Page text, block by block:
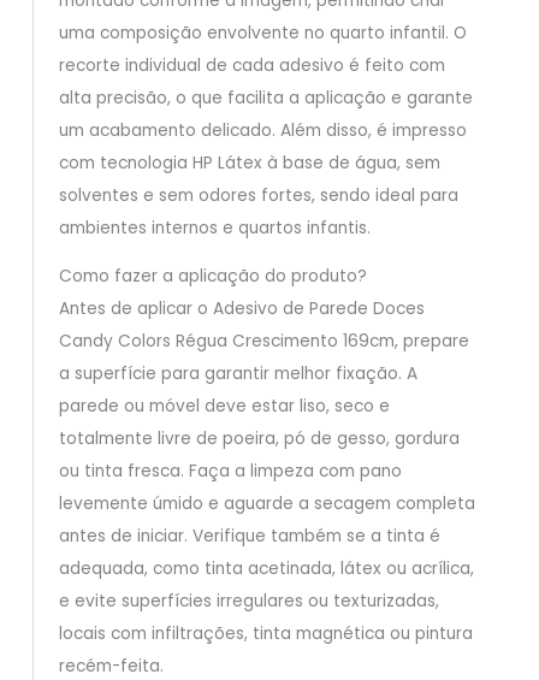
uma composição envolvente no quarto infantil. O
recorte individual de cada adesivo é feito com
alta precisão, o que facilita a aplicação e garante
um acabamento delicado. Além disso, é impresso
com tecnologia HP Látex à base de água, sem
solventes e sem odores fortes, sendo ideal para
ambientes internos e quartos infantis.
Como fazer a aplicação do produto?
Antes de aplicar o Adesivo de Parede Doces
Candy Colors Régua Crescimento 169cm, prepare
a superfície para garantir melhor fixação. A
parede ou móvel deve estar liso, seco e
totalmente livre de poeira, pó de gesso, gordura
ou tinta fresca. Faça a limpeza com pano
levemente úmido e aguarde a secagem completa
antes de iniciar. Verifique também se a tinta é
adequada, como tinta acetinada, látex ou acrílica,
e evite superfícies irregulares ou texturizadas,
locais com infiltrações, tinta magnética ou pintura
recém-feita.